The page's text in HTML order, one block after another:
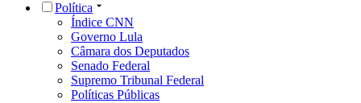
Política
Índice CNN
Governo Lula
Câmara dos Deputados
Senado Federal
Supremo Tribunal Federal
Políticas Públicas